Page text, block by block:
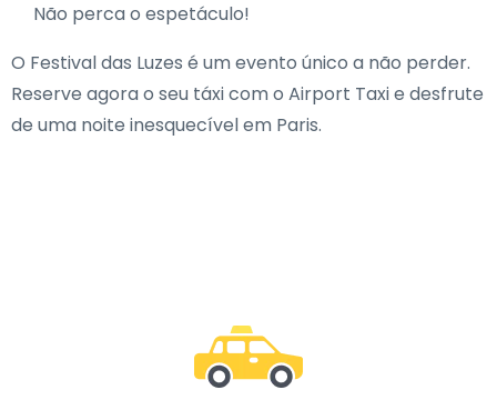
Não perca o espetáculo!
O Festival das Luzes é um evento único a não perder.
Reserve agora o seu táxi com o Airport Taxi e desfrute
de uma noite inesquecível em Paris.